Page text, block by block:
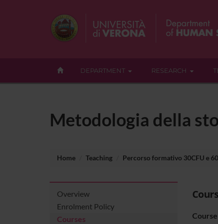
DEPARTMENT RESEARCH
Metodologia della
Home Teaching Percorso formativo 30CFU e
Overview
Enrolment Policy
Courses